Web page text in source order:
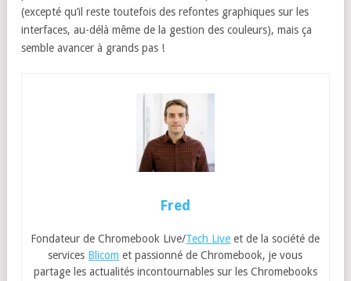
(excepté qu’il reste toutefois des refontes graphiques sur les
interfaces, au-délà même de la gestion des couleurs), mais ça
semble avancer à grands pas !
Fred
Fondateur de Chromebook Live/Tech Live et de la société de
services Blicom et passionné de Chromebook, je vous
partage les actualités incontournables sur les Chromebooks